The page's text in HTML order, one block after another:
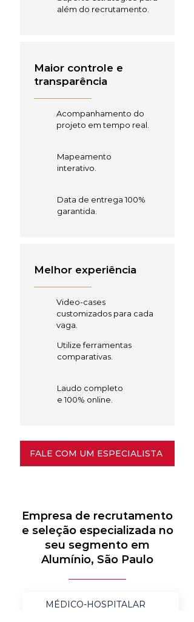
além do recrutamento.
Maior controle e
transparência
Acompanhamento do
projeto em tempo real.
Mapeamento
interativo.
Data de entrega 100%
garantida.
Melhor experiência
Video-cases
customizados para cada
vaga.
Utilize ferramentas
comparativas.
Laudo completo
e 100% online.
FALE COM UM ESPECIALISTA
Empresa de recrutamento
e seleção especializada no
seu segmento em
Alumínio, São Paulo
MÉDICO-HOSPITALAR